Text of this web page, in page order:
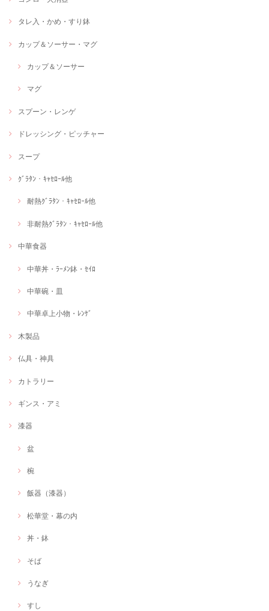
タレ入・かめ・すり鉢
カップ＆ソーサー・マグ
カップ＆ソーサー
マグ
スプーン・レンゲ
ドレッシング・ピッチャー
スープ
ｸﾞﾗﾀﾝ・ｷｬｾﾛｰﾙ他
耐熱ｸﾞﾗﾀﾝ・ｷｬｾﾛｰﾙ他
非耐熱ｸﾞﾗﾀﾝ・ｷｬｾﾛｰﾙ他
中華食器
中華丼・ﾗｰﾒﾝ鉢・ｾｲﾛ
中華碗・皿
中華卓上小物・ﾚﾝｹﾞ
木製品
仏具・神具
カトラリー
ギンス・アミ
漆器
盆
椀
飯器（漆器）
松華堂・幕の内
丼・鉢
そば
うなぎ
すし